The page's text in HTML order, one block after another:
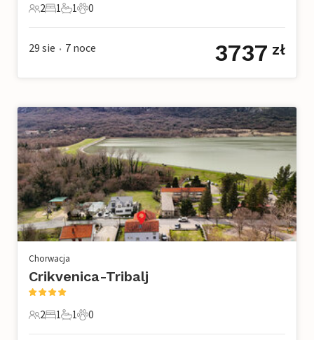
2 Goście
2
1 Sypialnia
1
1 Łazienka
1
0 Zwierzęta domowe
0
29 sie • 7 noce 3737 zł
Chorwacja
Crikvenica-Tribalj
2 Goście
2
1 Sypialnia
1
1 Łazienka
1
0 Zwierzęta domowe
0